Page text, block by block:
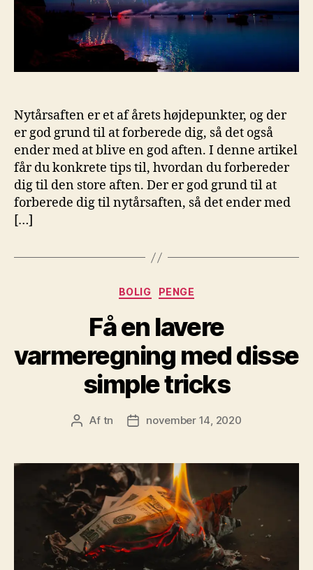
Nytårsaften er et af årets højdepunkter, og der
er god grund til at forberede dig, så det også
ender med at blive en god aften. I denne artikel
får du konkrete tips til, hvordan du forbereder
dig til den store aften. Der er god grund til at
forberede dig til nytårsaften, så det ender med
[…]
Kategorier
BOLIG PENGE
Få en lavere
varmeregning med disse
simple tricks
Indlægsforfatter
Af tn Indlægsdato
november 14, 2020